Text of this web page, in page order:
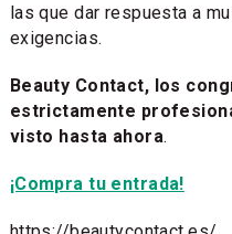
las que dar respuesta a
exigencias.
Beauty Contact, los
estrictamente
visto hasta ahora.
¡Compra tu entrada!